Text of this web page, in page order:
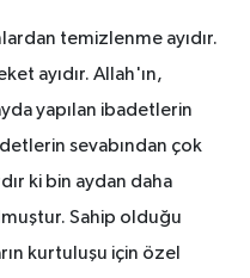
temizlenme ayıdır.
ayıdır. Allah'ın,
yapılan ibadetlerin
sevabından çok
ki bin aydan daha
Sahip olduğu
kurtuluşu için özel